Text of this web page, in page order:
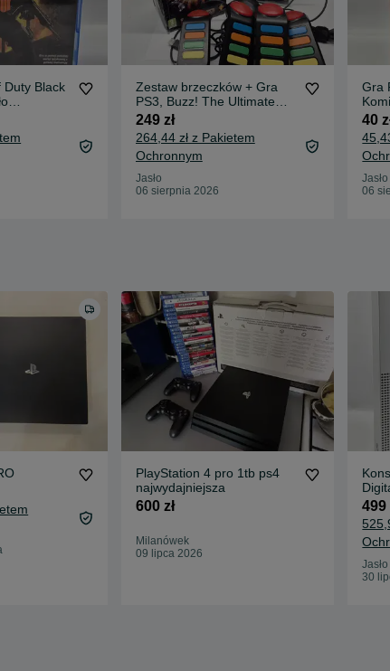
Duty Black
Zestaw brzeczków + Gra
PS3, Buzz! The Ultimate
Music Quiz, Komis Jasło
Czackiego
249 zł
264,44 zł z Pakietem
Ochronnym
Jasło
06 sierpnia 2026
Gra
40
Jasło
06
PlayStation 4 pro 1tb ps4
najwydajniejsza
600 zł
Milanówek
09 lipca 2026
499
Jasło
30